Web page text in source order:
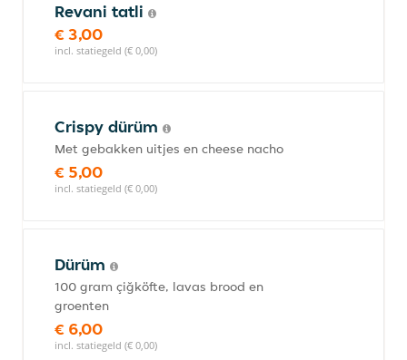
Revani tatli
€ 3,00
incl. statiegeld (€ 0,00)
Crispy dürüm
Met gebakken uitjes en cheese nacho
€ 5,00
incl. statiegeld (€ 0,00)
Dürüm
100 gram çiğköfte, lavas brood en
groenten
€ 6,00
incl. statiegeld (€ 0,00)